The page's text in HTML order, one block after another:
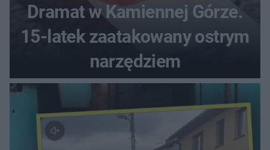
Dramat w Kamiennej Górze.
15-latek zaatakowany ostrym
narzędziem